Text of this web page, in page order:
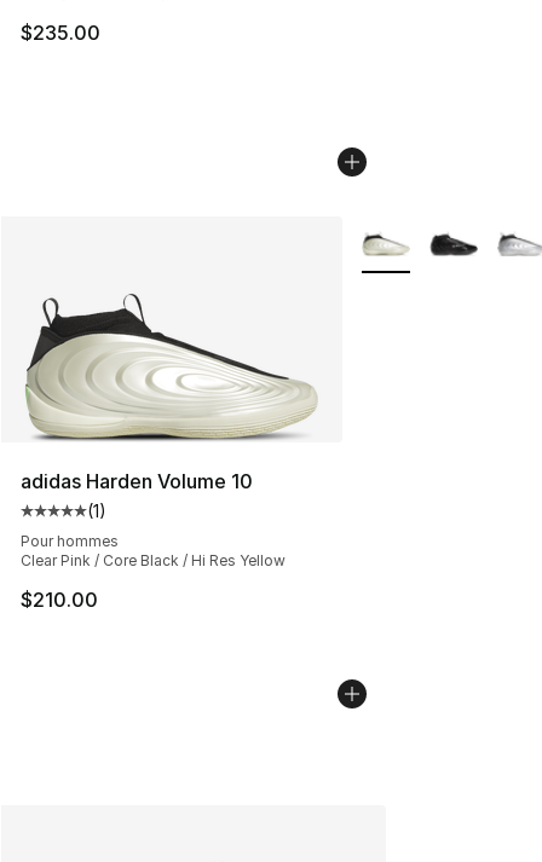
$235.00
adidas Harden Volume 10
Cote moyenne du client - [5 sur 5 étoiles], 1
(1)
Pour hommes
Clear Pink / Core Black / Hi Res Yellow
$210.00
Plus de couleurs